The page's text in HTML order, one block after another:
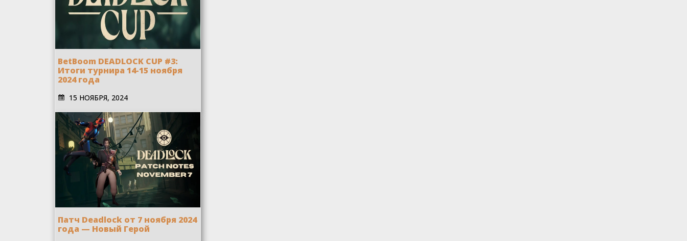
BetBoom DEADLOCK CUP #3:
Итоги турнира 14-15 ноября
2024 года
15 НОЯБРЯ, 2024
Патч Deadlock от 7 ноября 2024
года — Новый Герой